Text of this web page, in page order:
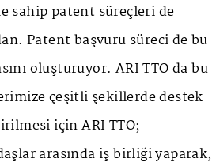
sahip patent süreçleri de
Patent başvuru süreci de bu
oluşturuyor. ARI TTO da bu
çeşitli şekillerde destek
için ARI TTO;
arasında iş birliği yaparak,